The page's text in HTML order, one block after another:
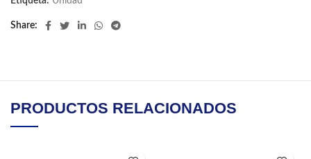
Share
PRODUCTOS RELACIONADOS